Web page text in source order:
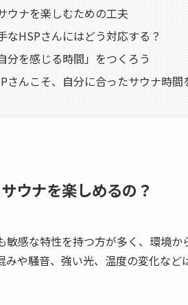
ウナを楽しむための工夫
なHSPさんにはどう対応する？
分を感じる時間」をつくろう
さんこそ、自分に合ったサウナ時間
ウナを楽しめるの？
敏感な特性を持つ方が多く、環境
みや騒音、強い光、温度の変化な